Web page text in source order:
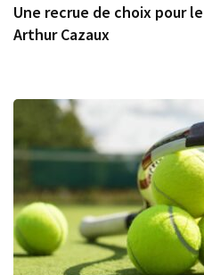
Une recrue de choix pour
Arthur Cazaux